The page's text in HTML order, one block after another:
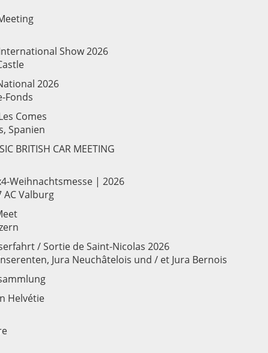
Show 2026
2026
Fonds
Comes
Spanien
BRITISH CAR MEETING
Weihnachtsmesse | 2026
AC Valburg
/ Sortie de Saint-Nicolas 2026
Jura Neuchâtelois und / et Jura Bernois
Helvétie